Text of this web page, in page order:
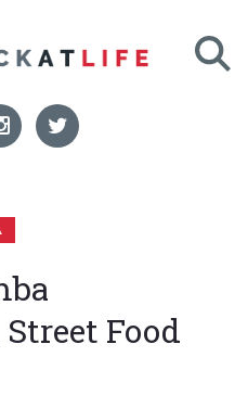
Street Food